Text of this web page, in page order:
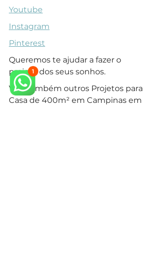
Youtube
Instagram
Pinterest
Queremos te ajudar a fazer o
projeto dos seus sonhos.
Veja também outros Projetos para
Casa de 400m² em Campinas em